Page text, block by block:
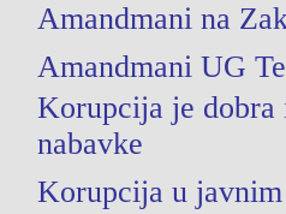
Amandmani na
Amandmani UG
Korupcija je dobra
nabavke
Korupcija u